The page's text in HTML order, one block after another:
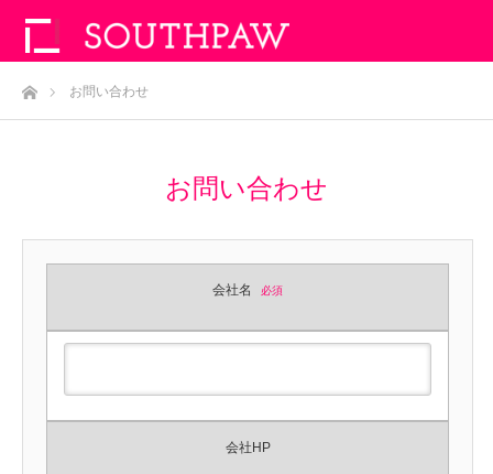
ホームお問い合わせ
お問い合わせ
会社名 必須
会社HP